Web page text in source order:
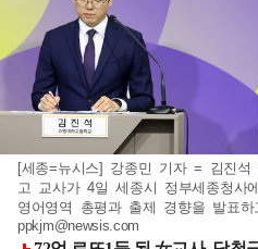
[세종=뉴시스] 강종민 기자 = 김진
고 교사가 4일 세종시 정부세종청사
영어영역 총평과 출제 경향을 발표하
ppkjm@newsis.com